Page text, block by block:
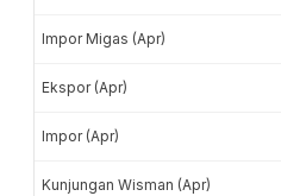
Impor Migas (Apr)
Ekspor (Apr)
Impor (Apr)
Kunjungan Wisman (Apr)